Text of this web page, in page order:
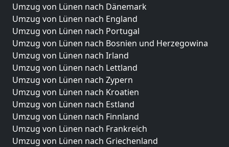
Umzug von Lünen nach Dänemark
Umzug von Lünen nach England
Umzug von Lünen nach Portugal
Umzug von Lünen nach Bosnien und Herzegowina
Umzug von Lünen nach Irland
Umzug von Lünen nach Lettland
Umzug von Lünen nach Zypern
Umzug von Lünen nach Kroatien
Umzug von Lünen nach Estland
Umzug von Lünen nach Finnland
Umzug von Lünen nach Frankreich
Umzug von Lünen nach Griechenland